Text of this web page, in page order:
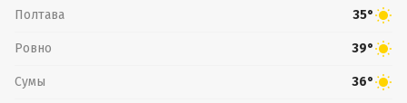
Полтава 35°
Ровно 39°
Сумы 36°